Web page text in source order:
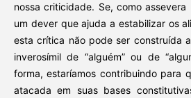
nossa criticidade. Se, como
um dever que ajuda a estabilizar os
esta crítica não pode ser construída
inverosímil de “alguém” ou de
forma, estaríamos contribuindo para
atacada em suas bases